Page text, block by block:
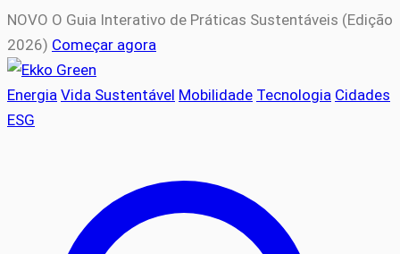
NOVO O Guia Interativo de Práticas Sustentáveis (Edição
2026) Começar agora
Energia Vida Sustentável Mobilidade Tecnologia Cidades
ESG